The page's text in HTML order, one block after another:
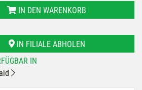
IN DEN WARENKORB
IN FILIALE ABHOLEN
IN